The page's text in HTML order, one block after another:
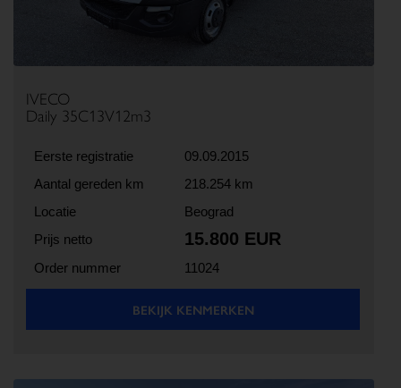
IVECO
Daily 35C13V12m3
Eerste registratie
09.09.2015
Aantal gereden km
218.254 km
Locatie
Beograd
Prijs netto
15.800 EUR
Order nummer 11024
BEKIJK KENMERKEN